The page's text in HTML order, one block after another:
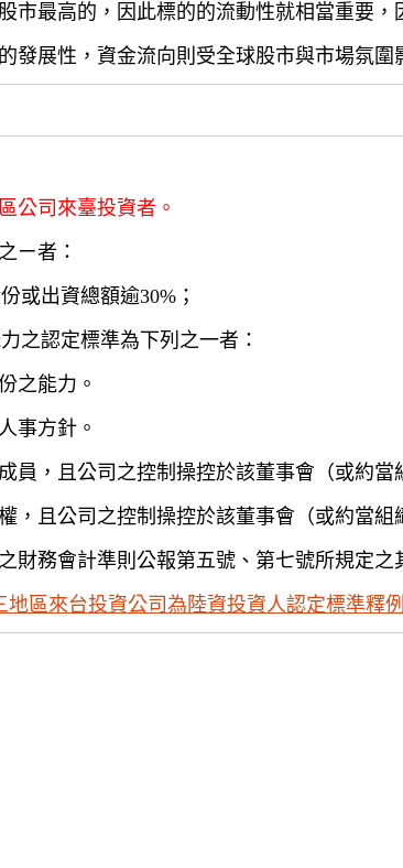
市最高的，因此標的的流動性就相當重要，
發展性，資金流向則受全球股市與市場氛圍
公司來臺投資者。
ㄧ者：
或出資總額逾30%；
之認定標準為下列之一者：
之能力。
事方針。
員，且公司之控制操控於該董事會（或約當
，且公司之控制操控於該董事會（或約當組
財務會計準則公報第五號、第七號所規定之
地區來台投資公司為陸資投資人認定標準釋例